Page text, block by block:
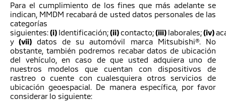
Para el cumplimiento de los fines que más adelante se
indican, MMDM recabará de usted datos personales de las
categorías
siguientes:(i) Identificación;(ii)contacto;(iii) laborales;(iv)
y(vii) datos de su automóvil marca Mitsubishi®. No
obstante, también podremos recabar datos de ubicación
del vehículo, en caso de que usted adquiera uno de
nuestros modelos que cuentan con dispositivos de
rastreo o cuente con cualesquiera otros servicios de
ubicación geoespacial. De manera específica, por favor
considerar lo siguiente: